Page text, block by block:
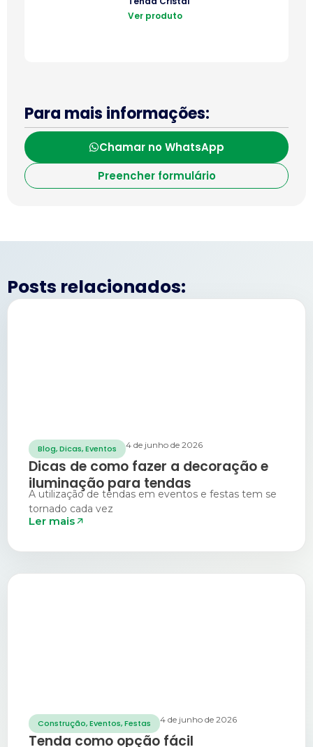
Ver produto
Para mais informações:
Chamar no WhatsApp
Preencher formulário
Posts relacionados:
Blog,Dicas,Eventos 4 de junho de 2026
Dicas de como fazer a decoração e
iluminação para tendas
A utilização de tendas em eventos e festas tem se
tornado cada vez
Ler mais
Construção,Eventos,Festas 4 de junho de 2026
Tenda como opção fácil